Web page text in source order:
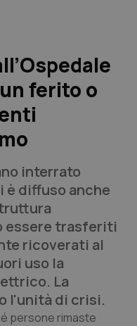
ferito o
interrato
è diffuso anche
essere trasferiti
ricoverati al
uso la
La
l'unità di crisi.
persone rimaste